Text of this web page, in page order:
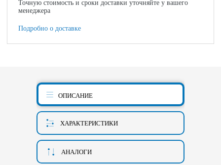
Точную стоимость и сроки доставки уточняйте у вашего
менеджера
Подробно о доставке
ОПИСАНИЕ
ХАРАКТЕРИСТИКИ
АНАЛОГИ